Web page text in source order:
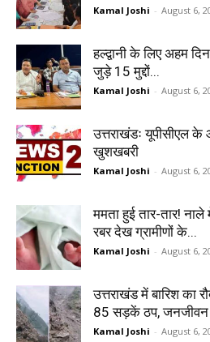
Kamal Joshi - August 6,
हल्द्वानी के लिए अहम
जुड़े 15 मुद्दों...
Kamal Joshi - August 6,
उत्तराखंडः यूपीसीएल के
खुशखबरी
Kamal Joshi - August 6,
ममता हुई तार-तार!
रबर देख ग्रामीणों के...
Kamal Joshi - August 6,
उत्तराखंड में बारिश का
85 सड़कें ठप, जनजीवन
Kamal Joshi - August 6,